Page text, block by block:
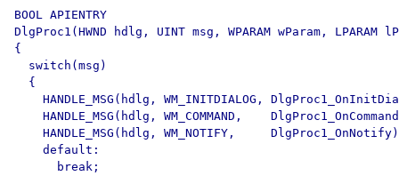
BOOL APIENTRY
DlgProc1(HWND hdlg, UINT msg, WPARAM wParam, LPARAM
{
  switch(msg)
  {
HANDLE_MSG(hdlg, WM_INITDIALOG,
HANDLE_MSG(hdlg, WM_COMMAND,
HANDLE_MSG(hdlg, WM_NOTIFY,
    default:
      break;